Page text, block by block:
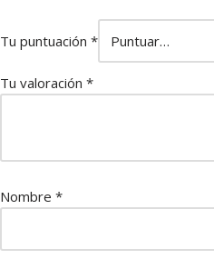
Tu puntuación *
Tu valoración *
Nombre *